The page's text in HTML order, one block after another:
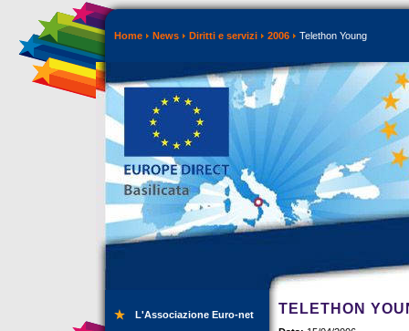
Home News Diritti e servizi 2006 Telethon Young
L'Associazione Euro-net TELETHON